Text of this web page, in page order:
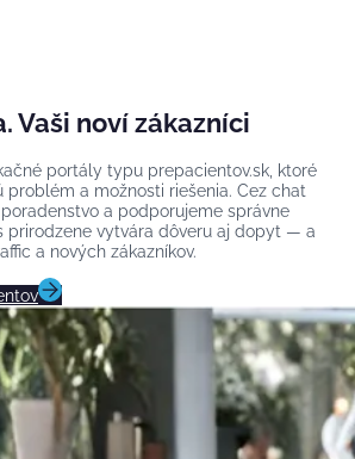
Vaši noví zákazníci
portály typu prepacientov.sk, ktoré
a možnosti riešenia. Cez chat
a podporujeme správne
prirodzene vytvára dôveru aj dopyt — a
a nových zákazníkov.